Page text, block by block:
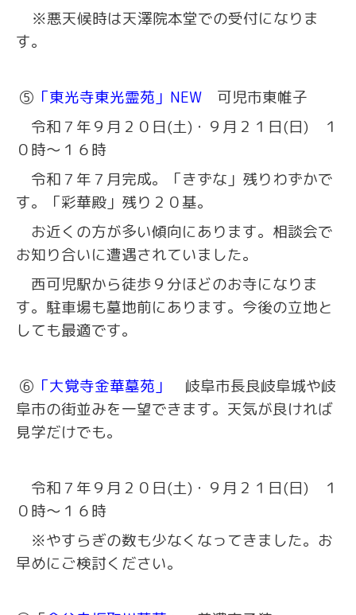
※悪天候時は天澤院本堂での受付になりま
す。
⑤ 「東光寺東光霊苑」NEW
可児市東帷子
令和７年９月２０日(土)・９月２１日(日) １
０時～１６時
令和７年７月完成。「きずな」残りわずかで
す。「彩華殿」残り２０基。
お近くの方が多い傾向にあります。相談会で
お知り合いに遭遇されていました。
西可児駅から徒歩９分ほどのお寺になりま
す。駐車場も墓地前にあります。今後の立地と
しても最適です。
⑥ 「大覚寺金華墓苑」 岐阜市長良岐阜城や岐
阜市の街並みを一望できます。天気が良ければ
見学だけでも。
令和７年９月２０日(土)・９月２１日(日) １
０時～１６時
※やすらぎの数も少なくなってきました。お
早めにご検討ください。